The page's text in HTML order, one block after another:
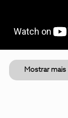
Mostrar mais